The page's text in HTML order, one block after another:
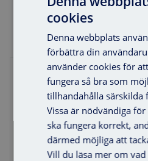
Lägg i
cookies
Denna webbplats
förbättra din
använder cookies för
fungera så bra som
tillhandahålla särskilda
Vissa är nödvändiga
ska fungera korrekt,
därmed möjliga att
Vill du läsa mer om